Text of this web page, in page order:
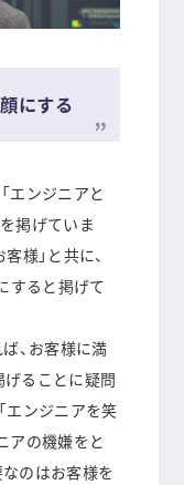
にする
“
エンジニアと
掲げていま
様」と共に、
すると掲げて
、お客様に満
ることに疑問
エンジニアを笑
アの機嫌をと
のはお客様を